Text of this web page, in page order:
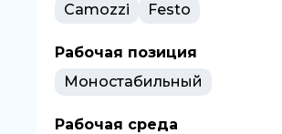
Camozzi
Festo
Рабочая позиция
Моностабильный
Рабочая среда